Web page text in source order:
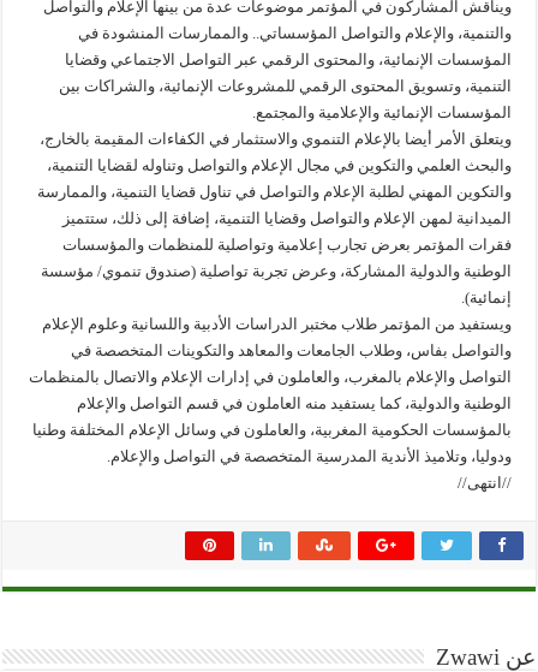
ويناقش المشاركون في المؤتمر موضوعات عدة من بينها الإعلام والتواصل
والتنمية، والإعلام والتواصل المؤسساتي.. والممارسات المنشودة في
المؤسسات الإنمائية، والمحتوى الرقمي عبر التواصل الاجتماعي وقضايا
التنمية، وتسويق المحتوى الرقمي للمشروعات الإنمائية، والشراكات بين
المؤسسات الإنمائية والإعلامية والمجتمع.
ويتعلق الأمر أيضا بالإعلام التنموي والاستثمار في الكفاءات المقيمة بالخارج،
والبحث العلمي والتكوين في مجال الإعلام والتواصل وتناوله لقضايا التنمية،
والتكوين المهني لطلبة الإعلام والتواصل في تناول قضايا التنمية، والممارسة
الميدانية لمهن الإعلام والتواصل وقضايا التنمية، إضافة إلى ذلك، ستتميز
فقرات المؤتمر بعرض تجارب إعلامية وتواصلية للمنظمات والمؤسسات
الوطنية والدولية المشاركة، وعرض تجربة تواصلية (صندوق تنموي/ مؤسسة
إنمائية).
ويستفيد من المؤتمر طلاب مختبر الدراسات الأدبية واللسانية وعلوم الإعلام
والتواصل بفاس، وطلاب الجامعات والمعاهد والتكوينات المتخصصة في
التواصل والإعلام بالمغرب، والعاملون في إدارات الإعلام والاتصال بالمنظمات
الوطنية والدولية، كما يستفيد منه العاملون في قسم التواصل والإعلام
بالمؤسسات الحكومية المغربية، والعاملون في وسائل الإعلام المختلفة وطنيا
ودوليا، وتلاميذ الأندية المدرسية المتخصصة في التواصل والإعلام.
//انتهى//
عن Zwawi